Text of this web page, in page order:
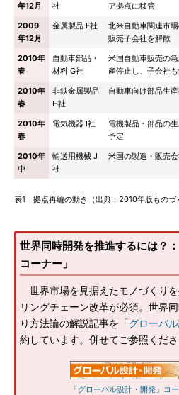
年12月
社
ア拠点に移管
2009
年12月
金属製品 F社
北米自動車関連市
販売子会社を解散
2010年
春
自動車部品・
材料 G社
米国自動車販売の
産停止し、子会社
2010年
春
非鉄金属製品
H社
自動車向け部品生
2010年
春
電気機器 I社
電機製品・部品の
予定
2010年
中
輸送用機械 J
社
米国の製造・販売
表1 拠点再編の動き（出典：2010年版ものづ
世界同時開発を推進するには？
コーナー」
世界市場を見据えたモノづくり
リングチェーン改革が必須。世界
り方法論の解説記事を「グローバ
約しています。併せてご参照くださ
「グローバル設計・開発」コ